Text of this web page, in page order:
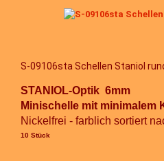
S-09106sta Schellen Staniol
STANIOL-Optik 6mm
Minischelle mit minimalem
Nickelfrei - farblich sortiert
10 Stück